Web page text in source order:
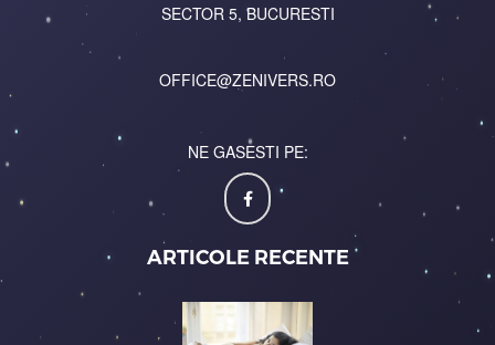
SECTOR 5, BUCURESTI
OFFICE@ZENIVERS.RO
NE GASESTI PE:
ARTICOLE RECENTE